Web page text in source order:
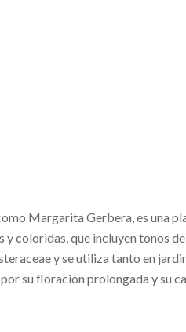
Margarita Gerbera, es una
coloridas, que incluyen tonos
y se utiliza tanto en
su floración prolongada y su